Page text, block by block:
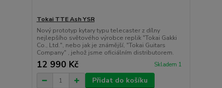
Tokai TTE Ash YSR
Nový prototyp kytary typu telecaster z dílny
nejlepšího světového výrobce replik "Tokai Gakki
Co., Ltd.", nebo jak je známější, "Tokai Guitars
Company" , jehož jsme oficiálním distributorem.
12 990 Kč Skladem 1
Přidat do košíku